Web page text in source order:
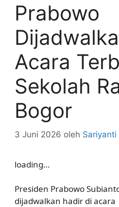
Prabowo
Acara
Sekolah
Bogor
3 Juni 2026 oleh Sariyanti
loading…
Presiden Prabowo
dijadwalkan hadir di acara